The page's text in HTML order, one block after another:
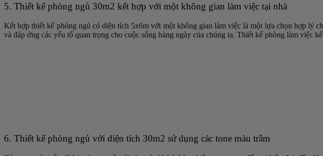
5. Thiết kế phòng ngủ 30m2 kết hợp với một không gian làm việc tại nhà
Kết hợp thiết kế phòng ngủ có diện tích 5x6m với một không gian làm việc là một lựa chọn hợp lý
và đáp ứng các yếu tố quan trọng cho cuộc sống hàng ngày của chúng ta. Thiết kế phòng làm việc
6. Thiết kế phòng ngủ với diện tích 30m2 sử dụng các tone màu trầm